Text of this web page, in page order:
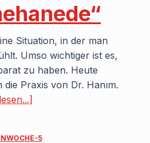
Situation, in der man
Umso wichtiger ist es,
zu haben. Heute
Praxis von Dr. Hanım.
5